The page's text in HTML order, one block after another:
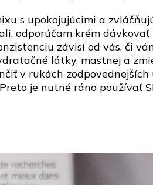
s upokojujúcimi a
odporúčam krém
závisí od vás, či
látky, mastnej a
v rukách
je nutné ráno používať